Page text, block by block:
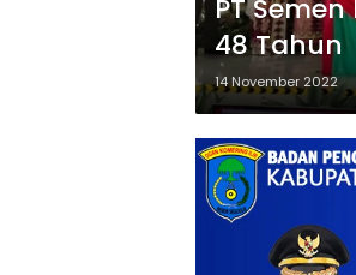
PT
48 Tahun
14 November 2022